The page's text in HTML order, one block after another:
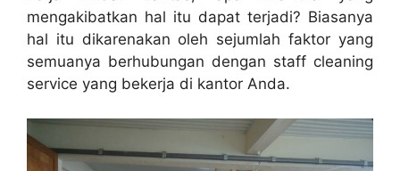
mengakibatkan hal itu dapat terjadi? Biasanya
hal itu dikarenakan oleh sejumlah faktor yang
semuanya berhubungan dengan staff cleaning
service yang bekerja di kantor Anda.